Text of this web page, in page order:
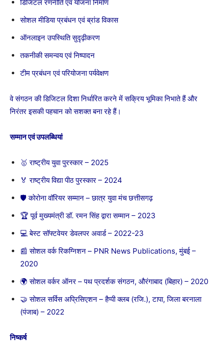
डिजिटल रणनीति एवं योजना निर्माण
सोशल मीडिया प्रबंधन एवं ब्रांड विकास
ऑनलाइन उपस्थिति सुदृढ़ीकरण
तकनीकी समन्वय एवं निष्पादन
टीम प्रबंधन एवं परियोजना पर्यवेक्षण
वे संगठन की डिजिटल दिशा निर्धारित करने में सक्रिय भूमिका निभाते हैं और
निरंतर इसकी पहचान को सशक्त बना रहे हैं।
सम्मान एवं उपलब्धियां
🥇 राष्ट्रीय युवा पुरस्कार – 2025
🏅 राष्ट्रीय विद्या पीठ पुरस्कार – 2024
🛡 कोरोना वॉरियर सम्मान – छात्र युवा मंच छत्तीसगढ़
🏆 पूर्व मुख्यमंत्री डॉ. रमन सिंह द्वारा सम्मान – 2023
💻 बेस्ट सॉफ्टवेयर डेवलपर अवार्ड – 2022-23
📰 सोशल वर्क रिकग्निशन – PNR News Publications, मुंबई –
2020
🌍 सोशल वर्कर ऑनर – पथ प्रदर्शक संगठन, औरंगाबाद (बिहार) – 2020
🤝 सोशल सर्विस अप्रिसिएशन – हैप्पी क्लब (रजि.), टापा, जिला बरनाला
(पंजाब) – 2022
निष्कर्ष